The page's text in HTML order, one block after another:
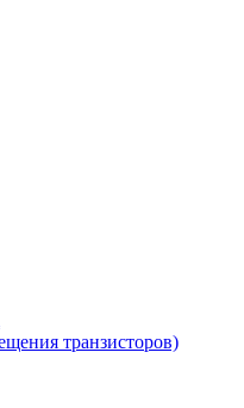
транзисторов)